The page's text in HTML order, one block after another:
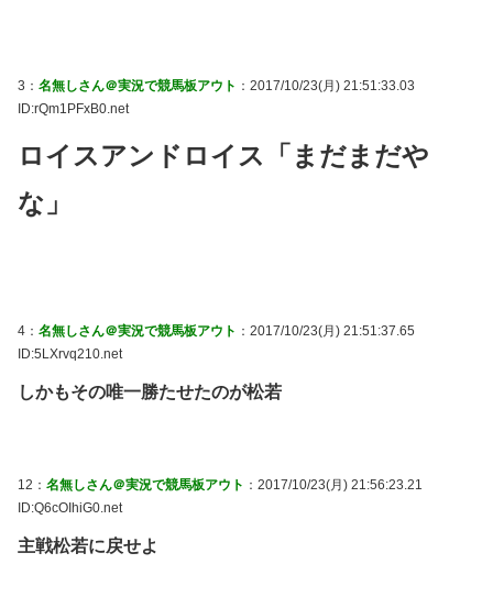
3： 名無しさん＠実況で競馬板アウト ：2017/10/23(月) 21:51:33.03
ID:rQm1PFxB0.net
ロイスアンドロイス「まだまだや
な」
4： 名無しさん＠実況で競馬板アウト ：2017/10/23(月) 21:51:37.65
ID:5LXrvq210.net
しかもその唯一勝たせたのが松若
12： 名無しさん＠実況で競馬板アウト ：2017/10/23(月) 21:56:23.21
ID:Q6cOIhiG0.net
主戦松若に戻せよ